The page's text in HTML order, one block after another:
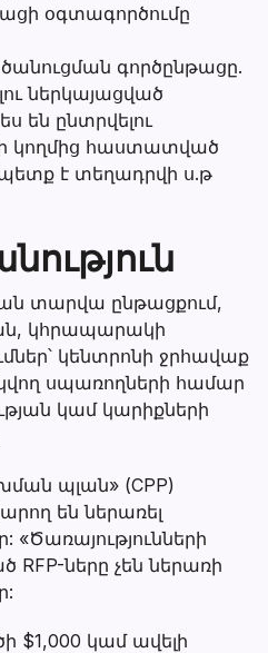
օգտագործումը
գործընթացը.
ներկայացված
են ընտրվելու
կողմից հաստատված
է տեղադրվի ս.թ
տարվա ընթացքում,
կհրապարակի
կենտրոնի ջրհավաք
սպառողների համար
կամ կարիքների
պլան» (CPP)
են ներառել
«Ծառայությունների
RFP-ները չեն ներառի
$1,000 կամ ավելի